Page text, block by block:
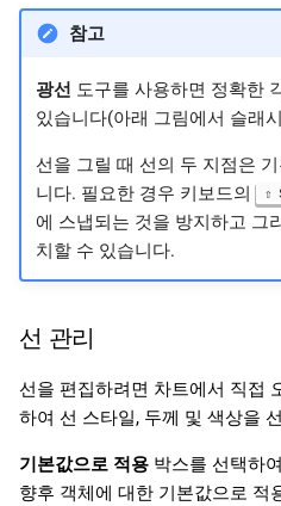
참고
광선 도구를 사용하면 정확한
있습니다(아래 그림에서 슬래
선을 그릴 때 선의 두 지점은
니다. 필요한 경우 키보드의
에 스냅되는 것을 방지하고 그
치할 수 있습니다.
선 관리
선을 편집하려면 차트에서 직접
하여 선 스타일, 두께 및 색상을
기본값으로 적용 박스를 선택하
향후 객체에 대한 기본값으로 적